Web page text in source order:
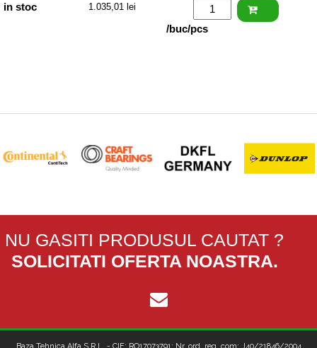
SHOD2500
in stoc 1.035,01 lei
Cuplaj
L3=198
SHOD3200
/buc/pcs
NU GASITI PRODUSUL CAUTAT ?
SOLICITATI OFERTA NOASTRA.
Baza Tehnica Alfa S.R.L. - CIF: RO17073791; Nr. ord. reg. com: J40/21846/2004